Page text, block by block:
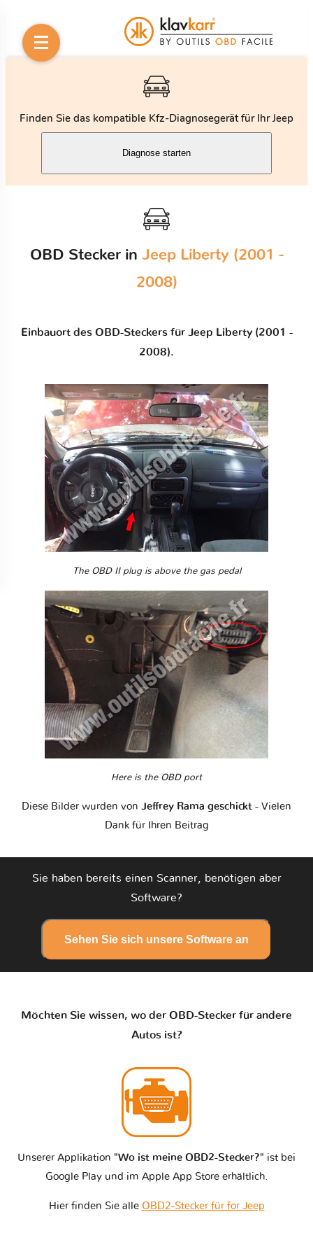
Finden Sie das kompatible Kfz-Diagnosegerät für Ihr Jeep
Diagnose starten
OBD Stecker in Jeep Liberty (2001 -
2008)
Einbauort des OBD-Steckers für Jeep Liberty (2001 -
2008).
The OBD II plug is above the gas pedal
Here is the OBD port
Diese Bilder wurden von Jeffrey Rama geschickt - Vielen
Dank für Ihren Beitrag
Sie haben bereits einen Scanner, benötigen aber
Software?
Sehen Sie sich unsere Software an
Möchten Sie wissen, wo der OBD-Stecker für andere
Autos ist?
Unserer Applikation "Wo ist meine OBD2-Stecker?" ist bei
Google Play und im Apple App Store erhältlich.
Hier finden Sie alle OBD2-Stecker für for Jeep